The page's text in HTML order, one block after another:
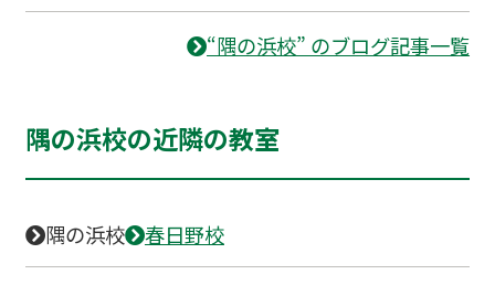
“隅の浜校” のブログ記事一覧
隅の浜校の近隣の教室
隅の浜校 春日野校